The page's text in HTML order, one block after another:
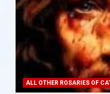
ALL OTHER ROSARIES OF